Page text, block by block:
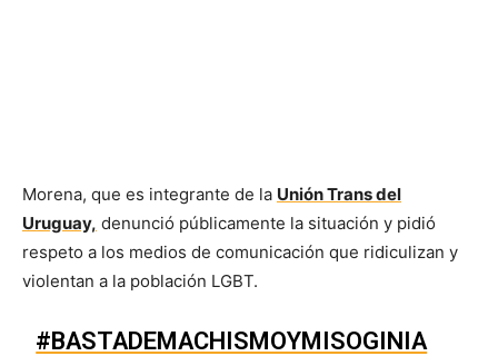
Morena, que es integrante de la Unión Trans del
Uruguay, denunció públicamente la situación y pidió
respeto a los medios de comunicación que ridiculizan y
violentan a la población LGBT.
#BASTADEMACHISMOYMISOGINIA